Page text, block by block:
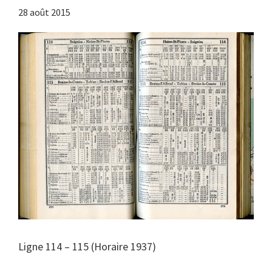
28 août 2015
Ligne 114 – 115 (Horaire 1937)